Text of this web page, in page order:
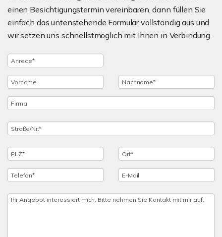
einen Besichtigungstermin vereinbaren, dann füllen Sie
einfach das untenstehende Formular vollständig aus und
wir setzen uns schnellstmöglich mit Ihnen in Verbindung.